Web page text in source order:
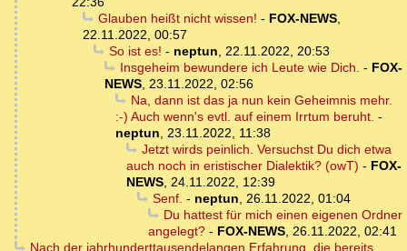
Glauben heißt nicht wissen! - FOX-NEWS,
22.11.2022, 00:57
So ist es! - neptun, 22.11.2022, 20:53
Insgeheim bewundere ich Leute wie Dich. - FOX-
NEWS, 23.11.2022, 02:56
Na, dann ist das ja nun kein Geheimnis mehr.
:-) Auch wenn's evtl. auf einem Irrtum beruht. -
neptun, 23.11.2022, 11:38
Jetzt wirds peinlich. Versuchst Du dich etwa
auch noch in eristischer Dialektik? (owT) - FOX-
NEWS, 24.11.2022, 12:39
Senf. - neptun, 26.11.2022, 01:04
Du hattest für mich einen eigenen Ordner
angelegt? - FOX-NEWS, 26.11.2022, 02:41
Nach der jahrhunderttausendelangen Erfahrung, die bereits